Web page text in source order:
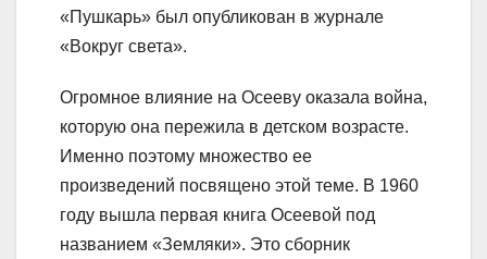
«Пушкарь» был опубликован в журнале
«Вокруг света».
Огромное влияние на Осееву оказала война,
которую она пережила в детском возрасте.
Именно поэтому множество ее
произведений посвящено этой теме. В 1960
году вышла первая книга Осеевой под
названием «Земляки». Это сборник